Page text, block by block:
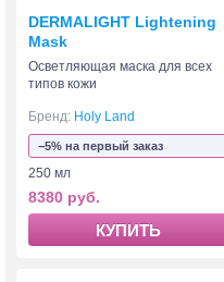
DERMALIGHT Lightening
Mask
Осветляющая маска для всех
типов кожи
Бренд: Holy Land
−5% на первый заказ
250 мл
8380 руб.
КУПИТЬ